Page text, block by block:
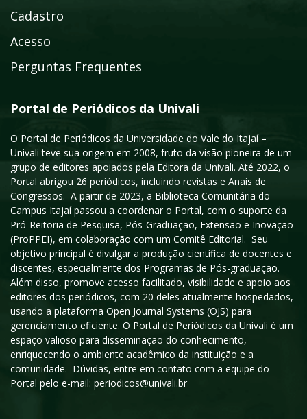
Cadastro
Acesso
Perguntas Frequentes
Portal de Periódicos da Univali
O Portal de Periódicos da Universidade do Vale do Itajaí –
Univali teve sua origem em 2008, fruto da visão pioneira de um
grupo de editores apoiados pela Editora da Univali. Até 2022, o
Portal abrigou 26 periódicos, incluindo revistas e Anais de
Congressos. A partir de 2023, a Biblioteca Comunitária do
Campus Itajaí passou a coordenar o Portal, com o suporte da
Pró-Reitoria de Pesquisa, Pós-Graduação, Extensão e Inovação
(ProPPEI), em colaboração com um Comitê Editorial. Seu
objetivo principal é divulgar a produção científica de docentes e
discentes, especialmente dos Programas de Pós-graduação.
Além disso, promove acesso facilitado, visibilidade e apoio aos
editores dos periódicos, com 20 deles atualmente hospedados,
usando a plataforma Open Journal Systems (OJS) para
gerenciamento eficiente. O Portal de Periódicos da Univali é um
espaço valioso para disseminação do conhecimento,
enriquecendo o ambiente acadêmico da instituição e a
comunidade. Dúvidas, entre em contato com a equipe do
Portal pelo e-mail: periodicos@univali.br